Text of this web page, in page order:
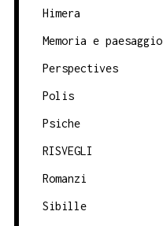
Himera
Memoria e paesaggio
Perspectives
Polis
Psiche
RISVEGLI
Romanzi
Sibille